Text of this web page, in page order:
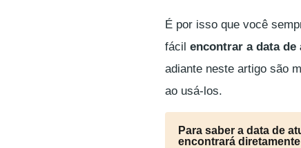
É por isso que você
fácil encontrar a data de
adiante neste artigo são
ao usá-los.
Para saber a data de
encontrará